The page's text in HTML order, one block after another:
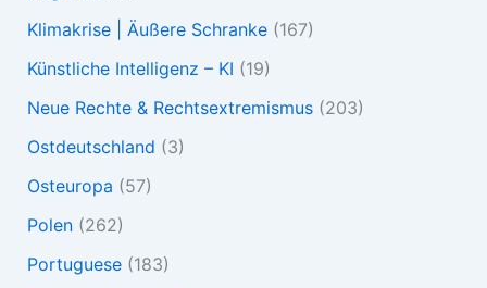
Klimakrise | Äußere Schranke(167)
Künstliche Intelligenz – KI (19)
Neue Rechte & Rechtsextremismus(203)
Ostdeutschland (3)
Osteuropa (57)
Polen(262)
Portuguese(183)